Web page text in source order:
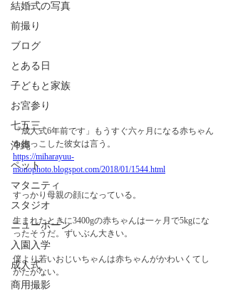
結婚式の写真
前撮り
ブログ
とある日
子どもと家族
お宮参り
七五三
沖縄
ペット
マタニティ
スタジオ
ニューボーン
入園入学
成人式
商用撮影
「成人式6年前です」もうすぐ六ヶ月になる赤ちゃん
を抱っこした彼女は言う。
https://miharayuu-
monophoto.blogspot.com/2018/01/1544.html
すっかり母親の顔になっている。
生まれたときに3400gの赤ちゃんは一ヶ月で5kgにな
ったそうだ。ずいぶん大きい。
僕より若いおじいちゃんは赤ちゃんがかわいくてし
かたがない。